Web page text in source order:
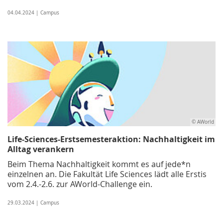
04.04.2024 | Campus
© AWorld
Life-Sciences-Erstsemesteraktion: Nachhaltigkeit im
Alltag verankern
Beim Thema Nachhaltigkeit kommt es auf jede*n
einzelnen an. Die Fakultät Life Sciences lädt alle Erstis
vom 2.4.-2.6. zur AWorld-Challenge ein.
29.03.2024 | Campus